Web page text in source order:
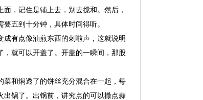
，记住是铺上去，别去搅和。然后，
五到十分钟，具体时间得听。
有点像油煎东西的刺啦声，这就说明
，就可以开盖了。开盖的一瞬间，那股
菜和焖透了的饼丝充分混合在一起，每
出锅了。出锅前，讲究点的可以撒点蒜